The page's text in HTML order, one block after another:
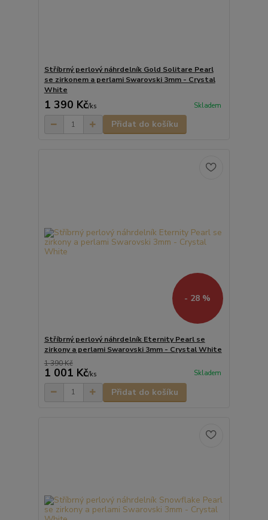
Stříbrný perlový náhrdelník Gold Solitare Pearl
se zirkonem a perlami Swarovski 3mm - Crystal
White
1 390 Kč/ks Skladem
Přidat do košíku
- 28 %
Stříbrný perlový náhrdelník Eternity Pearl se
zirkony a perlami Swarovski 3mm - Crystal White
1 390 Kč
1 001 Kč/ks Skladem
Přidat do košíku